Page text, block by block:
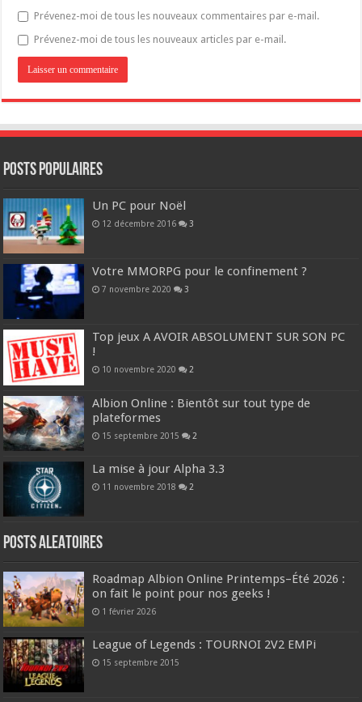
Prévenez-moi de tous les nouveaux commentaires par e-mail.
Prévenez-moi de tous les nouveaux articles par e-mail.
POSTS POPULAIRES
Un PC pour Noël
12 décembre 2016 3
Votre MMORPG pour le confinement ?
7 novembre 2020 3
Top jeux A AVOIR ABSOLUMENT SUR SON PC
!
10 novembre 2020 2
Albion Online : Bientôt sur tout type de
plateformes
15 septembre 2015 2
La mise à jour Alpha 3.3
11 novembre 2018 2
Posts ALEATOIRES
Roadmap Albion Online Printemps–Été 2026 :
on fait le point pour nos geeks !
1 février 2026
League of Legends : TOURNOI 2V2 EMPi
15 septembre 2015